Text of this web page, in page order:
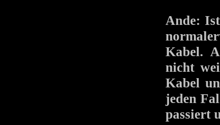
Ande:
Kabel.
nicht
Kabel
jeden
passiert